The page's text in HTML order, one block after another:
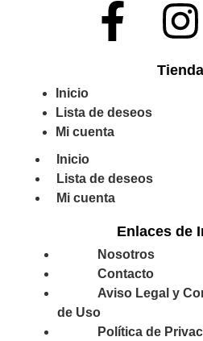
Tienda
Inicio
Lista de deseos
Mi cuenta
Inicio
Lista de deseos
Mi cuenta
Enlaces de
Nosotros
Contacto
Aviso Legal y
de Uso
Política de